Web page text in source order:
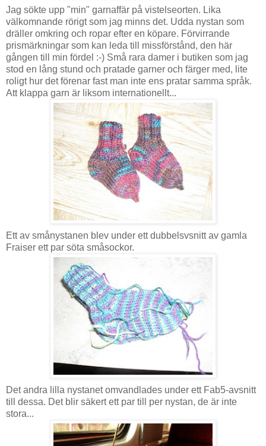
Jag sökte upp "min" garnaffär på vistelseorten. Lika
välkomnande rörigt som jag minns det. Udda nystan som
dräller omkring och ropar efter en köpare. Förvirrande
prismärkningar som kan leda till missförstånd, den här
gången till min fördel :-) Små rara damer i butiken som jag
stod en lång stund och pratade garner och färger med, lite
roligt hur det förenar fast man inte ens pratar samma språk.
Att klappa garn är liksom internationellt...
Ett av smånystanen blev under ett dubbelsvsnitt av gamla
Fraiser ett par söta småsockor.
Det andra lilla nystanet omvandlades under ett Fab5-avsnitt
till dessa. Det blir säkert ett par till per nystan, de är inte
stora...